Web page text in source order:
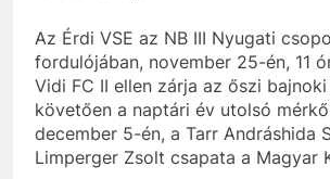
Az Érdi VSE az NB III Nyugati
fordulójában, november 25-én, 11
Vidi FC II ellen zárja az őszi
követően a naptári év utolsó
december 5-én, a Tarr Andráshida
Limperger Zsolt csapata a Magyar